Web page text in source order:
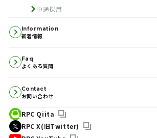
中途採用
Information
新着情報
Faq
よくある質問
Contact
お問い合わせ
RPC Qiita
RPC X(旧Twitter)